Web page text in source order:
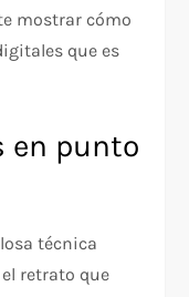
mostrar cómo
que es
punto
técnica
retrato que